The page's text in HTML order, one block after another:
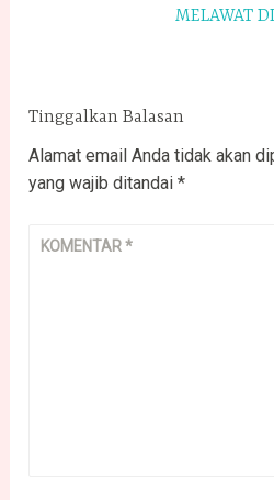
MELAWAT
Tinggalkan Balasan
Alamat email Anda tidak akan
yang wajib ditandai*
KOMENTAR*